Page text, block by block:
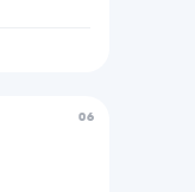
06